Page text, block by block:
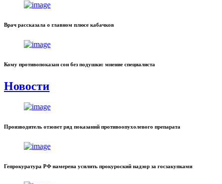
Врач рассказала о главном плюсе кабачков
Кому противопоказан сон без подушки: мнение специалиста
Новости
Производитель отзовет ряд показаний противоопухолевого препарата
Гепрокуратура РФ намерена усилить прокуроский надзор за госзакупками